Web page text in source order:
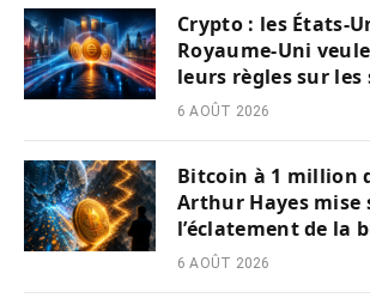
Crypto : les États-
Royaume-Uni
leurs règles sur
6 AOÛT 2026
Bitcoin à 1 million
Arthur Hayes mise
l’éclatement de la
6 AOÛT 2026